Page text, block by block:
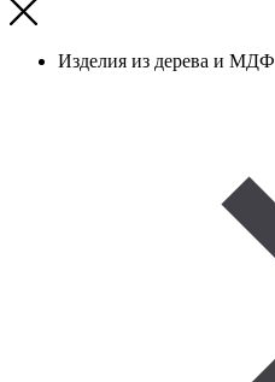
Изделия из дерева и МДФ